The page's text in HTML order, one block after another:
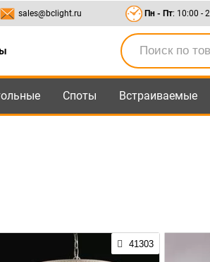
sales@bclight.ru
sales@bclight.ru Пн - Пт: 10:00 -
Споты Встраиваемые
41303